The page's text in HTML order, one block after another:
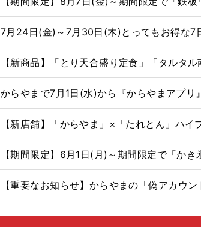
7月24日(金)～7月30日(木)とってもお得な7
【新商品】「とり天合盛り定食」「タルタ
からやまで7月1日(水)から『からやまアプリ
【新店舗】「からやま」×「たれとん」ハ
【期間限定】6月1日(月)～期間限定で「か
【重要なお知らせ】からやまの「偽アカウン